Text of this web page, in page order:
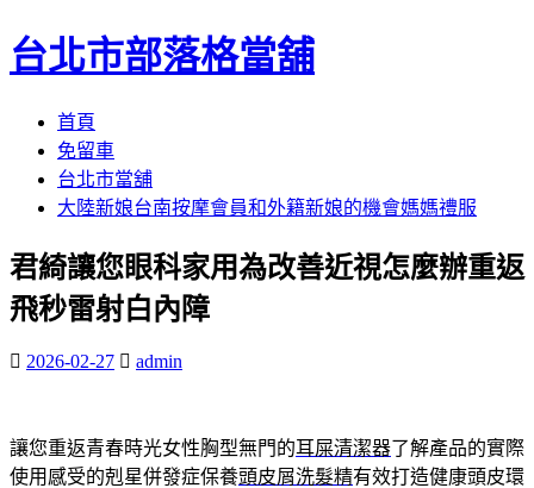
台北市部落格當舖
首頁
免留車
台北市當舖
大陸新娘台南按摩會員和外籍新娘的機會媽媽禮服
君綺讓您眼科家用為改善近視怎麼辦重返
飛秒雷射白內障
2026-02-27 admin
讓您重返青春時光女性胸型無門的耳屎清潔器了解產品的實際
使用感受的剋星併發症保養頭皮屑洗髮精有效打造健康頭皮環